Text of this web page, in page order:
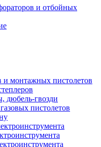
и отбойных
и монтажных пистолетов
дюбель-гвозди
пистолетов